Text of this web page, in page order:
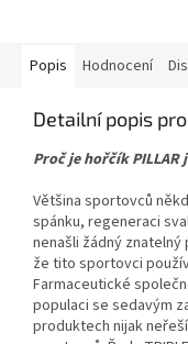
Popis Hodnocení
Detailní popis
Proč je hořčík PILLAR
Většina sportovců
spánku, regeneraci
nenašli žádný
že tito sportovci
Farmaceutické
populaci se sedavým
produktech nijak